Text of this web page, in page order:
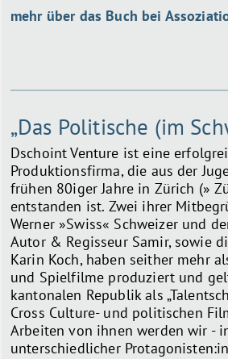
mehr über das Buch bei
„Das Politische (im
Dschoint Venture ist eine
Produktionsfirma, die aus der
frühen 80iger Jahre in Zürich (»
entstanden ist. Zwei ihrer
Werner »Swiss« Schweizer und
Autor & Regisseur Samir, sowie
Karin Koch, haben seither mehr
und Spielfilme produziert und
kantonalen Republik als
Cross Culture- und politischen
Arbeiten von ihnen werden wir -
unterschiedlicher